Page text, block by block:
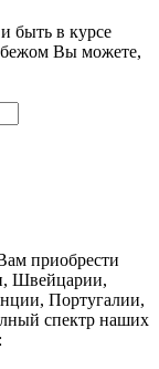
быть в курсе
Вы можете,
приобрести
Швейцарии,
Португалии,
спектр наших